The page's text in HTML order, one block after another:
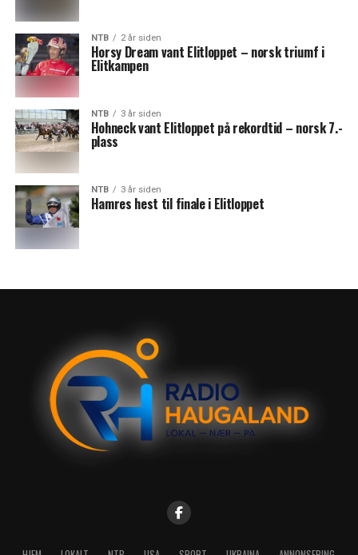
NTB 2 år siden
Horsy Dream vant Elitloppet – norsk triumf i
Elitkampen
NTB 3 år siden
Hohneck vant Elitloppet på rekordtid – norsk 7.-
plass
NTB 3 år siden
Hamres hest til finale i Elitloppet